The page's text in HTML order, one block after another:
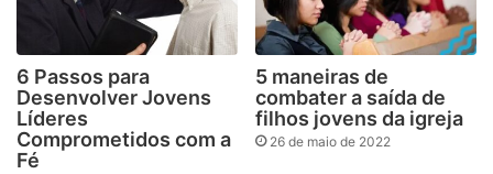
6 Passos para
Desenvolver Jovens
Líderes
Comprometidos com a
Fé
5 maneiras de
combater a saída de
filhos jovens da igreja
26 de maio de 2022